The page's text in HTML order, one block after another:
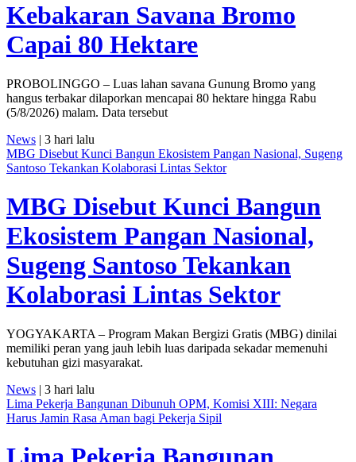
Kebakaran Savana Bromo
Capai 80 Hektare
PROBOLINGGO – Luas lahan savana Gunung Bromo yang
hangus terbakar dilaporkan mencapai 80 hektare hingga Rabu
(5/8/2026) malam. Data tersebut
News | 3 hari lalu
MBG Disebut Kunci Bangun Ekosistem Pangan Nasional, Sugeng
Santoso Tekankan Kolaborasi Lintas Sektor
MBG Disebut Kunci Bangun
Ekosistem Pangan Nasional,
Sugeng Santoso Tekankan
Kolaborasi Lintas Sektor
YOGYAKARTA – Program Makan Bergizi Gratis (MBG) dinilai
memiliki peran yang jauh lebih luas daripada sekadar memenuhi
kebutuhan gizi masyarakat.
News | 3 hari lalu
Lima Pekerja Bangunan Dibunuh OPM, Komisi XIII: Negara
Harus Jamin Rasa Aman bagi Pekerja Sipil